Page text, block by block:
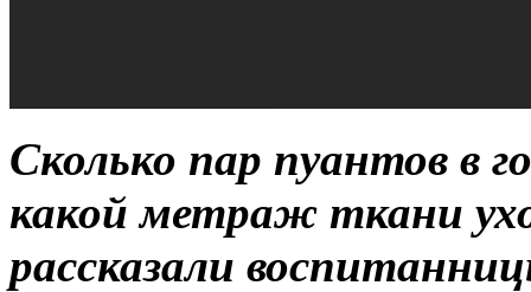
Сколько пар пуантов в
какой метраж ткани
рассказали